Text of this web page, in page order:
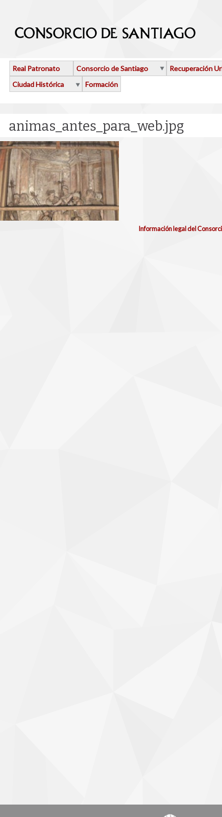
Real Patronato Consorcio de Santiago
Recuperación
Ciudad Histórica
Formación
animas_antes_para_web.jpg
Información legal del